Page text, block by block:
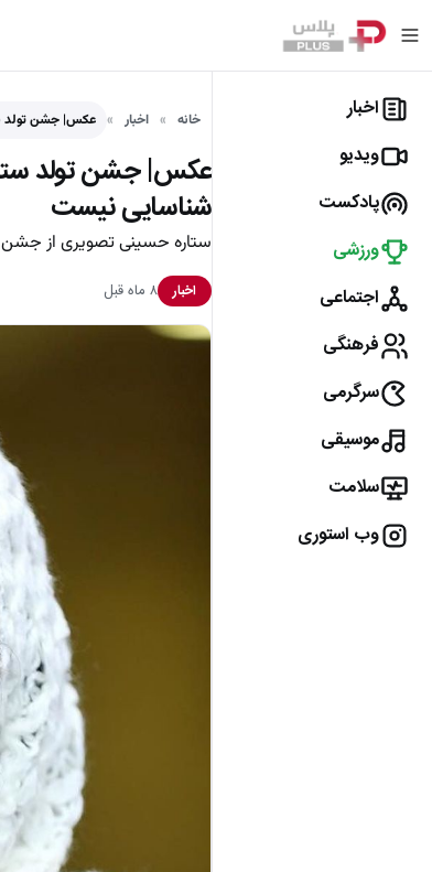
اخبار
ویدیو
پادکست
ورزشی
اجتماعی
فرهنگی
سرگرمی
موسیقی
سلامت
وب استوری
خانه اخبار عکس| جشن تولد
عکس| جشن تولد ستاره
شناسایی نیست
ستاره حسینی تصویری از
اخبار ۸ ماه قبل